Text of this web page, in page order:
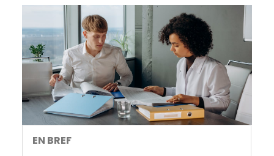
EN BREF